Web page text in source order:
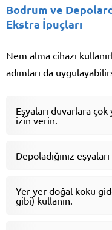
Bodrum ve
Ekstra İpuçları
Nem alma cihazı
adımları da
Eşyaları duvarlara çok
izin verin.
Depoladığınız
Yer yer doğal koku
gibi) kullanın.